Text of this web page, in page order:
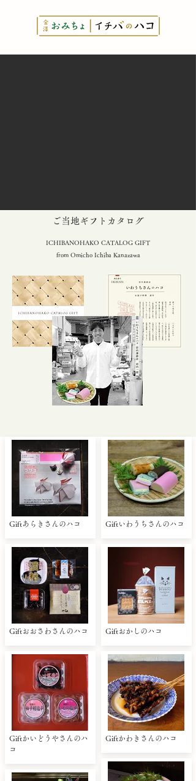
​ご当地ギフトカタログ
ICHIBANOHAKO CATALOG GIFT
from Omicho Ichiba Kanazawa
Giftあらきさんのハコ
Giftおおさわさんのハコ
Giftかいどうやさんのハ
コ
Giftいわうちさんのハコ
Giftおかしのハコ
Giftかわきさんのハコ